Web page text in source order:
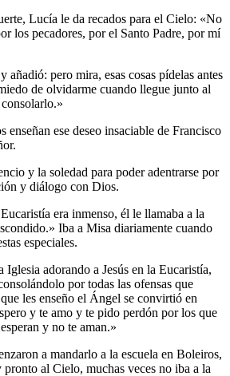
Lucía le da recados para el Cielo: «No
los pecadores, por el Santo Padre, por mí
añadió: pero mira, esas cosas pídelas antes
de olvidarme cuando llegue junto al
enseñan ese deseo insaciable de Francisco
y la soledad para poder adentrarse por
y diálogo con Dios.
era inmenso, él le llamaba a la
Iba a Misa diariamente cuando
especiales.
Iglesia adorando a Jesús en la Eucaristía,
por todas las ofensas que
les enseño el Ángel se convirtió en
y te amo y te pido perdón por los que
y no te aman.»
a mandarlo a la escuela en Boleiros,
al Cielo, muchas veces no iba a la